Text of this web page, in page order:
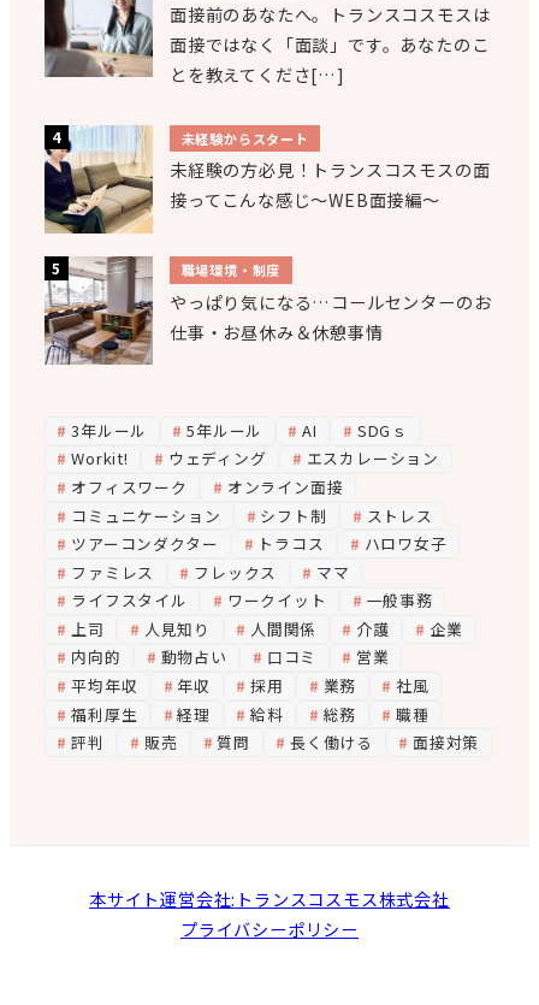
面接前のあなたへ。トランスコスモスは
面接ではなく「面談」です。あなたのこ
とを教えてくださ[…]
未経験からスタート
未経験の方必見！トランスコスモスの面
接ってこんな感じ～WEB面接編～
職場環境・制度
やっぱり気になる…コールセンターのお
仕事・お昼休み＆休憩事情
3年ルール 5年ルール AI
SDGｓ
Workit!
ウェディング
エスカレーション
オフィスワーク
オンライン面接
コミュニケーション
シフト制
ストレス
ツアーコンダクター
トラコス
ハロワ女子
ファミレス
フレックス
ママ
ライフスタイル
ワークイット
一般事務
上司
人見知り 人間関係 介護
企業
内向的
動物占い 口コミ
営業
平均年収
年収 採用 業務
社風
福利厚生
経理 給料 総務
職種
評判
販売 質問 長く働ける 面接対策
本サイト運営会社:トランスコスモス株式会社
プライバシーポリシー